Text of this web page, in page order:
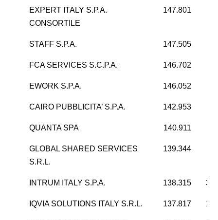
EXPERT ITALY S.P.A.
CONSORTILE
147.801
STAFF S.P.A. 147.505
FCA SERVICES S.C.P.A. 146.702
EWORK S.P.A. 146.052
CAIRO PUBBLICITA’ S.P.A. 142.953
QUANTA SPA 140.911
GLOBAL SHARED SERVICES
S.R.L.
139.344
INTRUM ITALY S.P.A. 138.315
IQVIA SOLUTIONS ITALY S.R.L. 137.817